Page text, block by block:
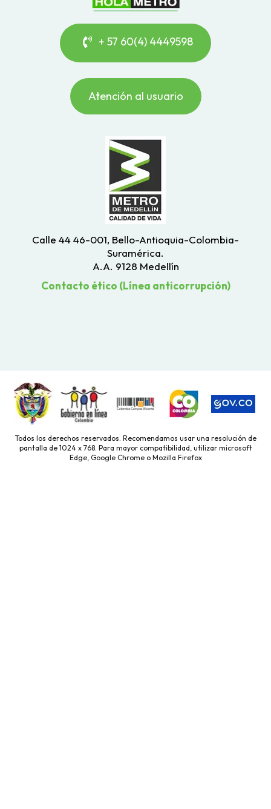
+ 57 60(4) 4449598
Atención al usuario
Calle 44 46-001, Bello-Antioquia-Colombia-
Suramérica.
A.A. 9128 Medellín
Contacto ético (Línea anticorrupción)
Todos los derechos reservados. Recomendamos usar una resolución de
pantalla de 1024 x 768. Para mayor compatibilidad, utilizar microsoft
Edge, Google Chrome o Mozilla Firefox